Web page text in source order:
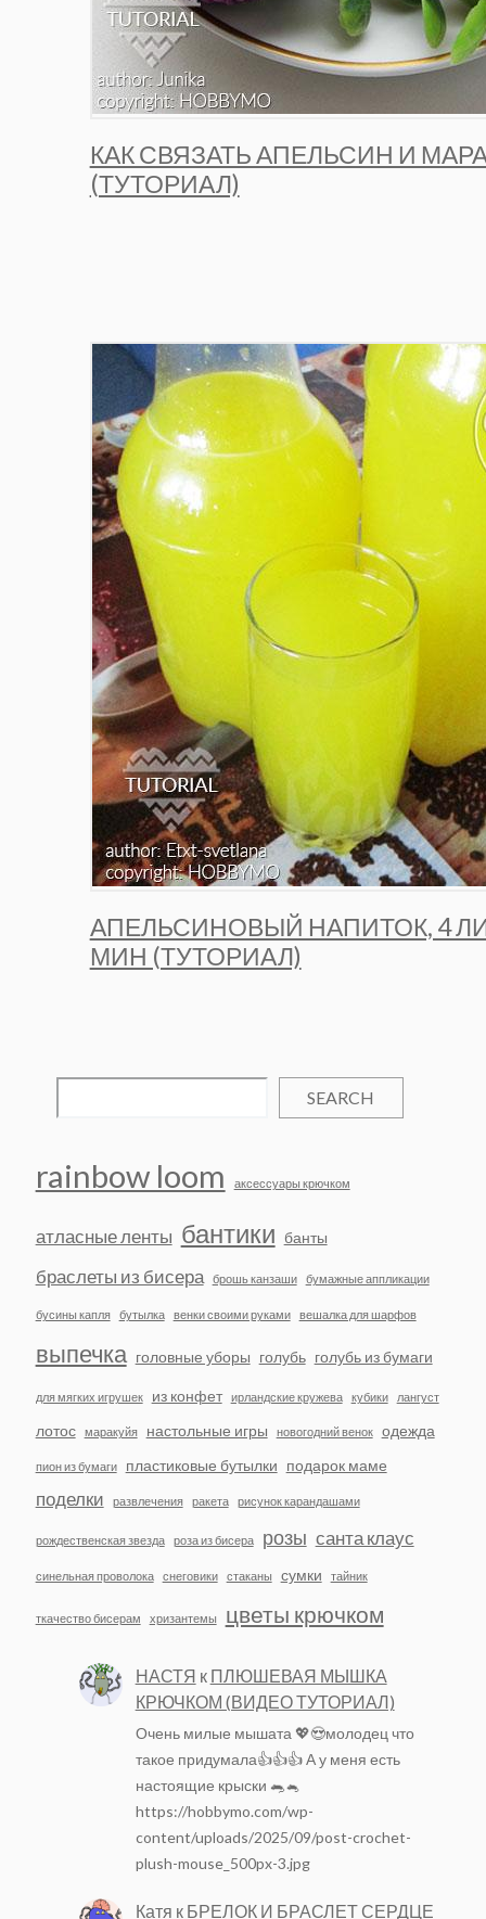
КАК СВЯЗАТЬ АПЕЛЬСИН И
(ТУТОРИАЛ)
АПЕЛЬСИНОВЫЙ НАПИТОК, 4
МИН (ТУТОРИАЛ)
SEARCH
rainbow loom аксессуары крючком
атласные ленты бантики банты
браслеты из бисера брошь канзаши бумажные аппликации
бусины капля бутылка венки своими руками вешалка для шарфов
выпечка головные уборы голубь голубь из бумаги
для мягких игрушек из конфет ирландские кружева кубики лангуст
лотос маракуйя настольные игры новогодний венок одежда
пион из бумаги пластиковые бутылки подарок маме
поделки развлечения ракета рисунок карандашами
рождественская звезда роза из бисера розы санта клаус
синельная проволока снеговики стаканы сумки тайник
ткачество бисерам хризантемы цветы крючком
НАСТЯ к ПЛЮШЕВАЯ МЫШКА
КРЮЧКОМ (ВИДЕО ТУТОРИАЛ)
Очень милые мышата 💖😍молодец что
такое придумала👍👍👍 А у меня есть
настоящие крыски 🐀🐁
https://hobbymo.com/wp-
content/uploads/2025/09/post-crochet-
plush-mouse_500px-3.jpg
Катя к БРЕЛОК И БРАСЛЕТ СЕРДЦЕ